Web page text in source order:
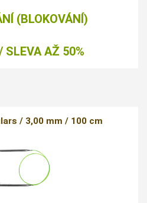
(BLOKOVÁNÍ)
SLEVA AŽ 50%
/ 3,00 mm / 100 cm